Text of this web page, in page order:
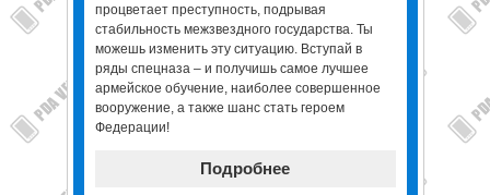
процветает преступность, подрывая
стабильность межзвездного государства. Ты
можешь изменить эту ситуацию. Вступай в
ряды спецназа – и получишь самое лучшее
армейское обучение, наиболее совершенное
вооружение, а также шанс стать героем
Федерации!
Подробнее